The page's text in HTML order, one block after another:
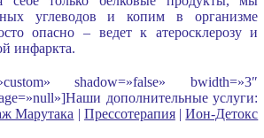
углеводов и копим в организме
опасно – ведет к атеросклерозу и
инфаркта.
shadow=»false» bwidth=»3″
дополнительные услуги:
Марутака | Прессотерапия|Ион-Детокс